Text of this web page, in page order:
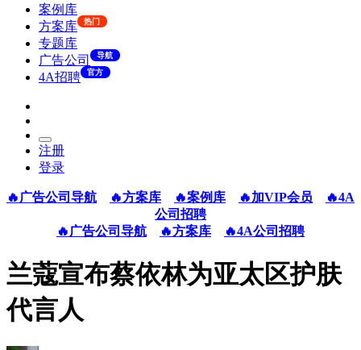
案例库
方案库
热门
专题库
广告公司
导航
4A招聘 官方
注册
登录
🔥广告公司导航 🔥方案库 🔥案例库 🔥加VIP会员
🔥4A
公司招聘
🔥广告公司导航
🔥方案库 🔥4A公司招聘
兰蔻宣布蔡依林为亚太区护肤
代言人